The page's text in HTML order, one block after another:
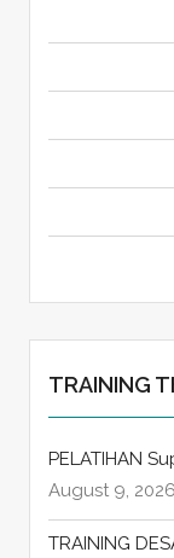
TRAINING
PELATIHAN
August 9, 2026
TRAINING